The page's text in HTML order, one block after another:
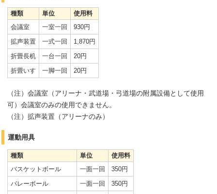
種類 単位
使用料
会議室
一室一回
930円
拡声装置
一式一回
1,870円
折畳長机
一台一回
20円
折畳いす
一脚一回 20円
（注）会議室（アリーナ・武道場・弓道場の附属設備として使用
可）会議室のみの使用できません。
（注）拡声装置（アリーナのみ）
運動用具
種類 単位
使用料
バスケットボール
一面一回
350円
バレーボール
一面一回 350円